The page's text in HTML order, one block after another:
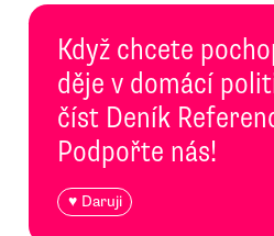
Když chcete
děje v domácí
číst Deník
Podpořte nás!
♥ Daruji